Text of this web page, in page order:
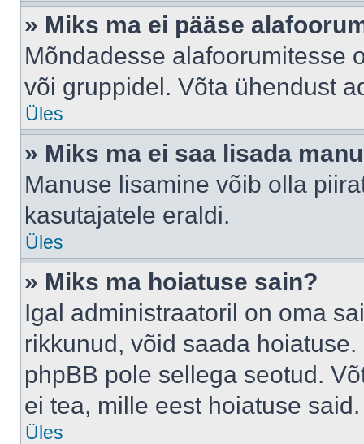
» Miks ma ei pääse
Mõndadesse alafoorumitesse
või gruppidel. Võta ühendust
Üles
» Miks ma ei saa lisada
Manuse lisamine võib olla
kasutajatele eraldi.
Üles
» Miks ma hoiatuse sain?
Igal administraatoril on oma
rikkunud, võid saada
phpBB pole sellega seotud.
ei tea, mille eest hoiatuse said.
Üles